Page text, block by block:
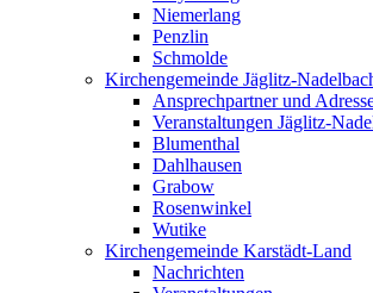
Niemerlang
Penzlin
Schmolde
Kirchengemeinde Jäglitz-
Ansprechpartner und
Veranstaltungen Jäglitz-
Blumenthal
Dahlhausen
Grabow
Rosenwinkel
Wutike
Kirchengemeinde Karstädt-Land
Nachrichten